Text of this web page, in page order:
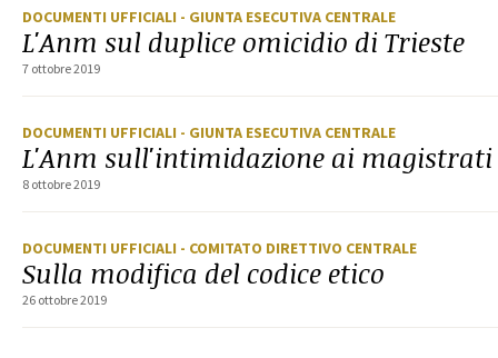
DOCUMENTI UFFICIALI - GIUNTA ESECUTIVA CENTRALE
L'Anm sul duplice omicidio di Trieste
7 ottobre 2019
DOCUMENTI UFFICIALI - GIUNTA ESECUTIVA CENTRALE
L'Anm sull'intimidazione ai magistrati
8 ottobre 2019
DOCUMENTI UFFICIALI - COMITATO DIRETTIVO CENTRALE
Sulla modifica del codice etico
26 ottobre 2019